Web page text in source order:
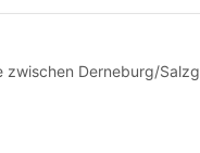
Derneburg/